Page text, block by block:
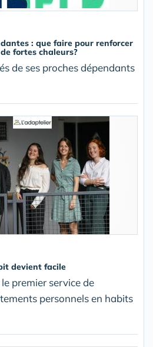
: que faire pour renforcer
fortes chaleurs?
de ses proches dépendants
devient facile
premier service de
personnels en habits